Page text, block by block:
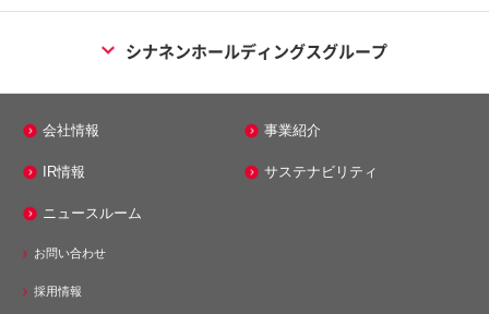
シナネンホールディングスグループ
エネルギー事業
株式会社ミノス
会社情報 事業紹介
IR情報 サステナビリティ
ニュースルーム
お問い合わせ
採用情報